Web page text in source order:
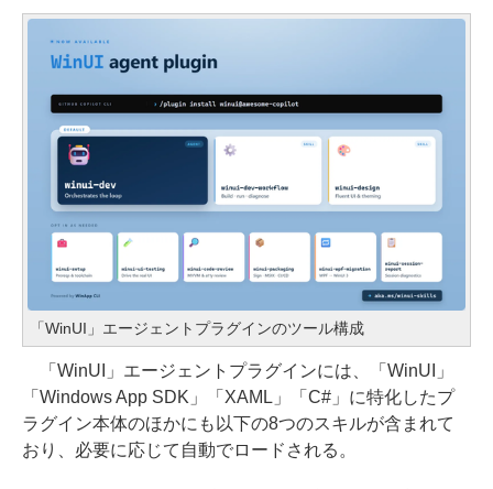
「WinUI」エージェントプラグインのツール構成
「WinUI」エージェントプラグインには、「WinUI」
「Windows App SDK」「XAML」「C#」に特化したプ
ラグイン本体のほかにも以下の8つのスキルが含まれて
おり、必要に応じて自動でロードされる。